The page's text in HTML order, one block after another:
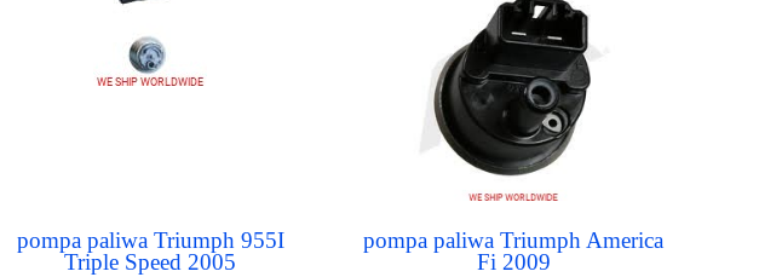
pompa paliwa Triumph 955I
Triple Speed 2005
pompa paliwa Triumph America
Fi 2009